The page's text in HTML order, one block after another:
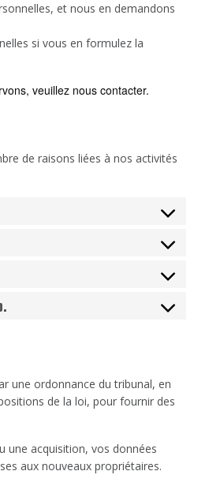
et nous en demandons
si vous en formulez la
veuillez nous contacter.
de raisons liées à nos activités
une ordonnance du tribunal, en
de la loi, pour fournir des
une acquisition, vos données
aux nouveaux propriétaires.